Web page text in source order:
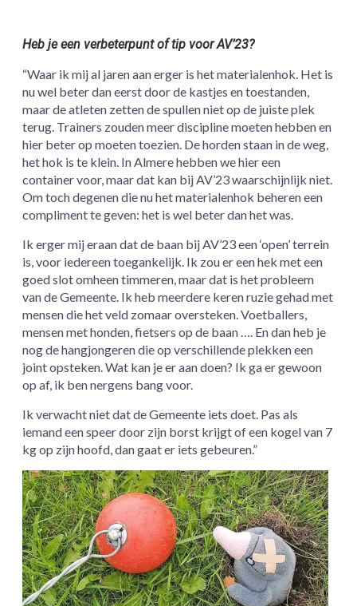
Heb je een verbeterpunt of tip voor AV’23?
“Waar ik mij al jaren aan erger is het materialenhok. Het is
nu wel beter dan eerst door de kastjes en toestanden,
maar de atleten zetten de spullen niet op de juiste plek
terug. Trainers zouden meer discipline moeten hebben en
hier beter op moeten toezien. De horden staan in de weg,
het hok is te klein. In Almere hebben we hier een
container voor, maar dat kan bij AV’23 waarschijnlijk niet.
Om toch degenen die nu het materialenhok beheren een
compliment te geven: het is wel beter dan het was.
Ik erger mij eraan dat de baan bij AV’23 een ‘open’ terrein
is, voor iedereen toegankelijk. Ik zou er een hek met een
goed slot omheen timmeren, maar dat is het probleem
van de Gemeente. Ik heb meerdere keren ruzie gehad met
mensen die het veld zomaar oversteken. Voetballers,
mensen met honden, fietsers op de baan …. En dan heb je
nog de hangjongeren die op verschillende plekken een
joint opsteken. Wat kan je er aan doen? Ik ga er gewoon
op af, ik ben nergens bang voor.
Ik verwacht niet dat de Gemeente iets doet. Pas als
iemand een speer door zijn borst krijgt of een kogel van 7
kg op zijn hoofd, dan gaat er iets gebeuren.”